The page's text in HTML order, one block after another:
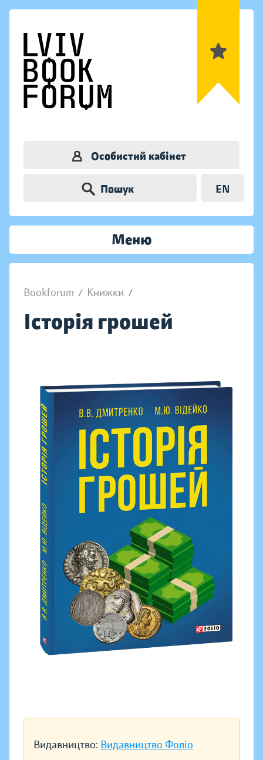
Особистий кабінет
Пошук EN
Меню
Bookforum / Книжки /
Історія грошей
Видавництво: Видавництво Фоліо